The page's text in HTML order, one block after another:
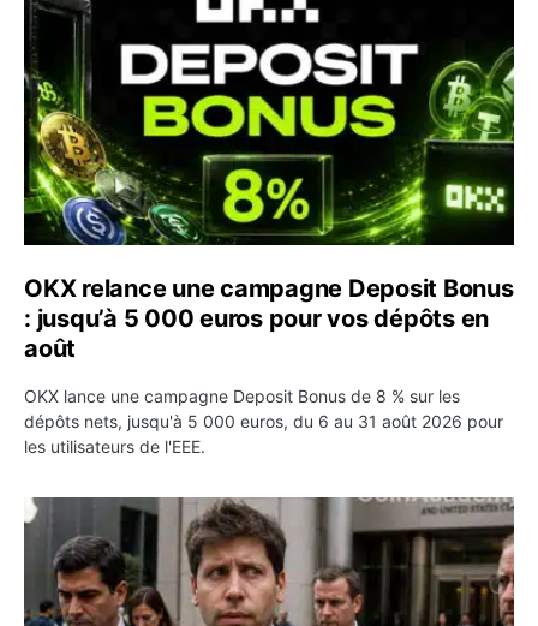
OKX relance une campagne Deposit Bonus
: jusqu’à 5 000 euros pour vos dépôts en
août
OKX lance une campagne Deposit Bonus de 8 % sur les
dépôts nets, jusqu'à 5 000 euros, du 6 au 31 août 2026 pour
les utilisateurs de l'EEE.
OpenAI demande le rejet de la plainte d’Apple et